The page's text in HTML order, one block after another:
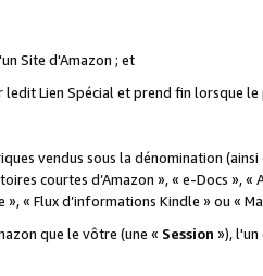
Site d'Amazon ; et
Lien Spécial et prend fin lorsque
vendus sous la dénomination
courtes d’Amazon », « e-Docs »,
« Flux d’informations Kindle » ou «
que le vôtre (une « Session »), l'un